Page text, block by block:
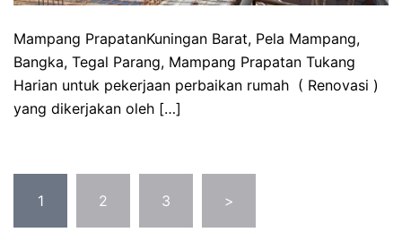
Mampang PrapatanKuningan Barat, Pela Mampang,
Bangka, Tegal Parang, Mampang Prapatan Tukang
Harian untuk pekerjaan perbaikan rumah ( Renovasi )
yang dikerjakan oleh […]
pagination
1 2 3 >